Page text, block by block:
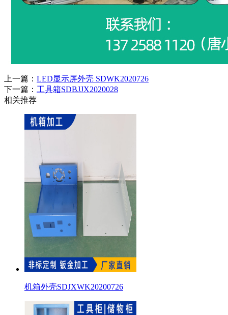
上一篇： LED显示屏外壳 SDWK2020726
下一篇： 工具箱SDBJJX2020028
相关推荐
机箱外壳SDJXWK20200726